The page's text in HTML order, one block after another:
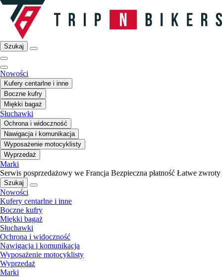
Szukaj
Nowości
Kufery centarlne i inne
Boczne kufry
Miękki bagaż
Słuchawki
Ochrona i widoczność
Nawigacja i komunikacja
Wyposażenie motocyklisty
Wyprzedaż
Marki
Serwis posprzedażowy we Francja Bezpieczna płatność Łatwe zwroty
Szukaj
Nowości
Kufery centarlne i inne
Boczne kufry
Miękki bagaż
Słuchawki
Ochrona i widoczność
Nawigacja i komunikacja
Wyposażenie motocyklisty
Wyprzedaż
Marki